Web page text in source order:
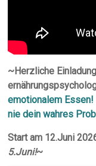
~Herzliche
emotionalem
nie dein wahres
Start am 12.Juni
5.Juni!~